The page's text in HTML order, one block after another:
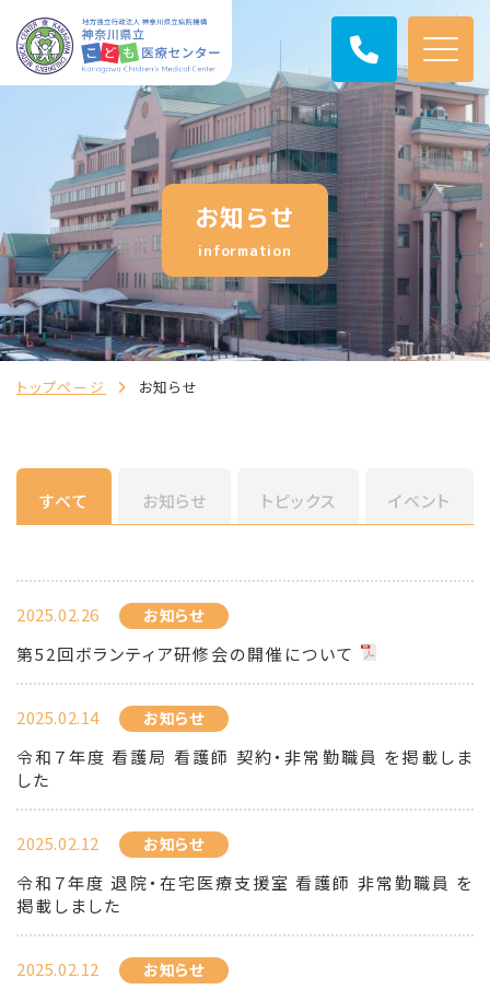
お知らせ
information
トップページ お知らせ
すべて お知らせ トピックス イベント
2025.02.26 お知らせ
第52回ボランティア研修会の開催について
2025.02.14 お知らせ
令和７年度 看護局 看護師 契約・非常勤職員 を掲載しま
した
2025.02.12 お知らせ
令和７年度 退院・在宅医療支援室 看護師 非常勤職員 を
掲載しました
2025.02.12 お知らせ